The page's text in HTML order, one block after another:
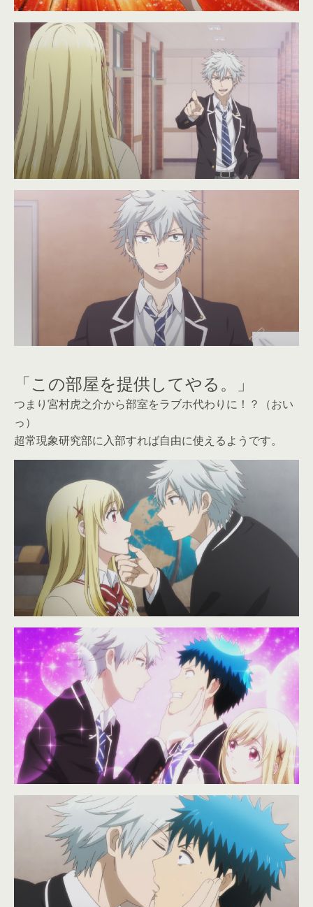
「この部屋を提供してやる。」
つまり宮村虎之介から部室をラブホ代わりに！？（おい
っ）
超常現象研究部に入部すれば自由に使えるようです。